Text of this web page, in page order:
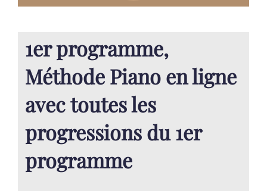
1er programme,
Méthode Piano en ligne
avec toutes les
progressions du 1er
programme